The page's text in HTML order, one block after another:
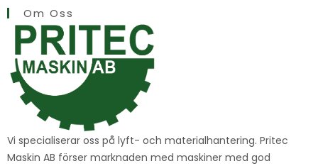
Om Oss
Vi specialiserar oss på lyft- och materialhantering. Pritec
Maskin AB förser marknaden med maskiner med god